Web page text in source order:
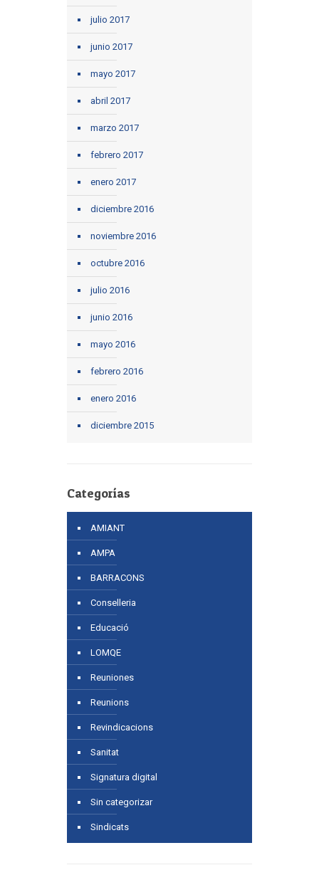
julio 2017
junio 2017
mayo 2017
abril 2017
marzo 2017
febrero 2017
enero 2017
diciembre 2016
noviembre 2016
octubre 2016
julio 2016
junio 2016
mayo 2016
febrero 2016
enero 2016
diciembre 2015
Categorías
AMIANT
AMPA
BARRACONS
Conselleria
Educació
LOMQE
Reuniones
Reunions
Revindicacions
Sanitat
Signatura digital
Sin categorizar
Sindicats